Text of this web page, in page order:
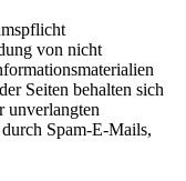
von nicht
Seiten behalten sich
unverlangten
Spam-E-Mails,